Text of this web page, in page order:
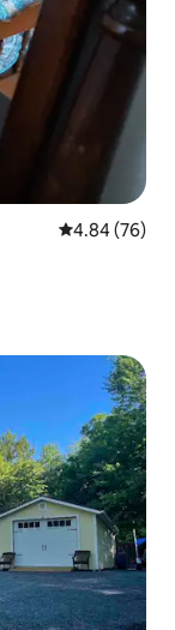
レビュー76
4.84 (76)